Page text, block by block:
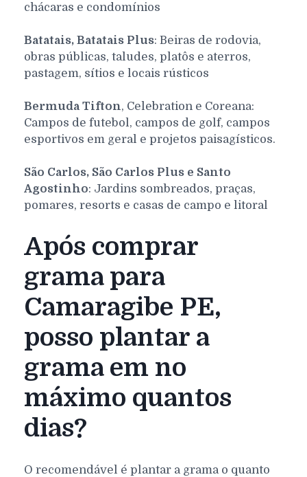
chácaras e condomínios
Batatais, Batatais Plus: Beiras de rodovia,
obras públicas, taludes, platôs e aterros,
pastagem, sítios e locais rústicos
Bermuda Tifton, Celebration e Coreana:
Campos de futebol, campos de golf, campos
esportivos em geral e projetos paisagísticos.
São Carlos, São Carlos Plus e Santo
Agostinho: Jardins sombreados, praças,
pomares, resorts e casas de campo e litoral
Após comprar
grama para
Camaragibe PE,
posso plantar a
grama em no
máximo quantos
dias?
O recomendável é plantar a grama o quanto